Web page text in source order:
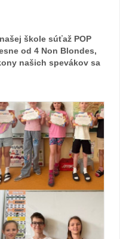
škole súťaž POP
od 4 Non Blondes,
našich spevákov sa